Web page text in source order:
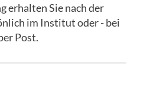
erhalten Sie nach der
im Institut oder - bei
Post.